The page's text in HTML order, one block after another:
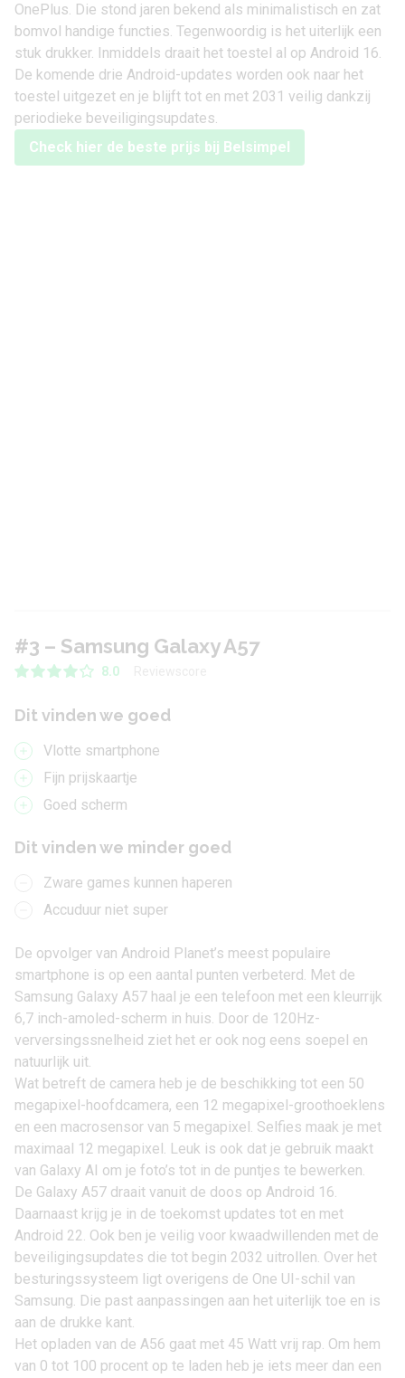
OnePlus. Die stond jaren bekend als minimalistisch en zat
bomvol handige functies. Tegenwoordig is het uiterlijk een
stuk drukker. Inmiddels draait het toestel al op Android 16.
De komende drie Android-updates worden ook naar het
toestel uitgezet en je blijft tot en met 2031 veilig dankzij
periodieke beveiligingsupdates.
Check hier de beste prijs bij Belsimpel
#3 – Samsung Galaxy A57
8.0
Dit vinden we goed
Vlotte smartphone
Fijn prijskaartje
Goed scherm
Dit vinden we minder goed
Zware games kunnen haperen
Accuduur niet super
De opvolger van Android Planet’s meest populaire
smartphone is op een aantal punten verbeterd. Met de
Samsung Galaxy A57 haal je een telefoon met een kleurrijk
6,7 inch-amoled-scherm in huis. Door de 120Hz-
verversingssnelheid ziet het er ook nog eens soepel en
natuurlijk uit.
Wat betreft de camera heb je de beschikking tot een 50
megapixel-hoofdcamera, een 12 megapixel-groothoeklens
en een macrosensor van 5 megapixel. Selfies maak je met
maximaal 12 megapixel. Leuk is ook dat je gebruik maakt
van Galaxy AI om je foto’s tot in de puntjes te bewerken.
De Galaxy A57 draait vanuit de doos op Android 16.
Daarnaast krijg je in de toekomst updates tot en met
Android 22. Ook ben je veilig voor kwaadwillenden met de
beveiligingsupdates die tot begin 2032 uitrollen. Over het
besturingssysteem ligt overigens de One UI-schil van
Samsung. Die past aanpassingen aan het uiterlijk toe en is
aan de drukke kant.
Het opladen van de A56 gaat met 45 Watt vrij rap. Om hem
van 0 tot 100 procent op te laden heb je iets meer dan een